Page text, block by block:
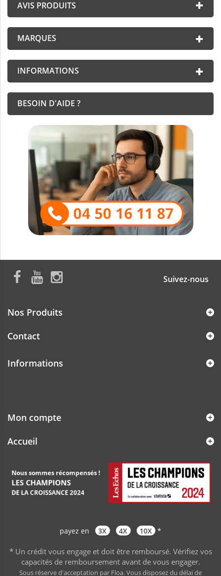
AVIS PRODUITS
MARQUES
INFORMATIONS
BESOIN D'AIDE ?
Suivez-nous
Nos Produits
Contact
Informations
Mon compte
Accueil
payez en 3X 4X 10X *
* Un crédit vous engage et doit être remboursé. Vérifiez vos
capacités de remboursement avant de vous engager.
Sous réserve d'acceptation par Floa. Vous disposez du délai de